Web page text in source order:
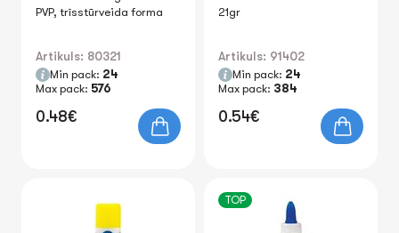
PVP, trīsstūrveida forma
Artikuls: 80321
Min pack: 24
Max pack: 576
0.48€
21gr
Artikuls: 91402
Min pack: 24
Max pack: 384
0.54€
TOP